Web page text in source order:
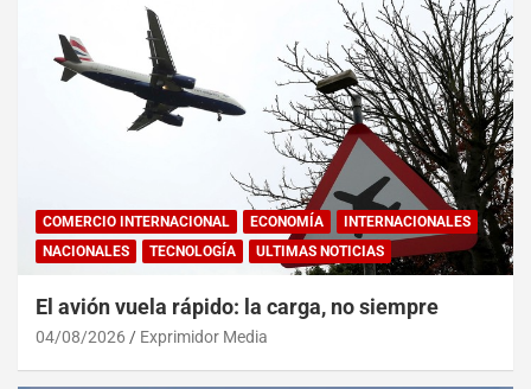
COMERCIO INTERNACIONAL ECONOMÍA
INTERNACIONALES
NACIONALES
TECNOLOGÍA ULTIMAS NOTICIAS
El avión vuela rápido: la carga, no siempre
04/08/2026 Exprimidor Media